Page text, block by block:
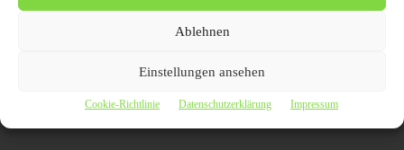
Ablehnen
Einstellungen ansehen
Cookie-Richtlinie Datenschutzerklärung Impressum
Vor allem in Märkten mit starken Preisunterschieden
einen entscheidenden Unterschied machen.